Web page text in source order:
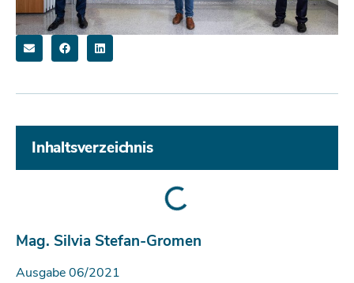
Inhaltsverzeichnis
Mag. Silvia Stefan-Gromen
Ausgabe 06/2021